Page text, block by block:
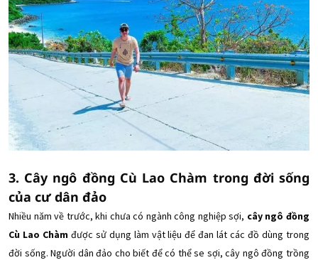
3. Cây ngô đồng Cù Lao Chàm trong đời sống
của cư dân đảo
Nhiều năm về trước, khi chưa có ngành công nghiệp sợi, cây ngô đồng
Cù Lao Chàm được sử dụng làm vật liệu để đan lát các đồ dùng trong
đời sống. Người dân đảo cho biết để có thể se sợi, cây ngô đồng trồng